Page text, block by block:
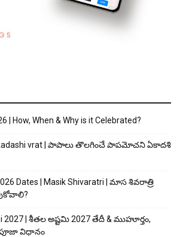
| How, When & Why is it Celebrated?
vrat | పాపాలు తొలగించే పాపమోచని ఏకాదశి
Dates | Masik Shivaratri | మాస శివరాత్రి
2027 | శీతల అష్టమి 2027 తేదీ & ముహూర్తం,
పూజా విధానం